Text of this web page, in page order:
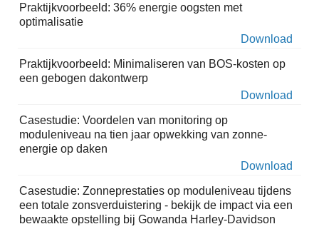
Praktijkvoorbeeld: 36% energie oogsten met
optimalisatie
Download
Praktijkvoorbeeld: Minimaliseren van BOS-kosten op
een gebogen dakontwerp
Download
Casestudie: Voordelen van monitoring op
moduleniveau na tien jaar opwekking van zonne-
energie op daken
Download
Casestudie: Zonneprestaties op moduleniveau tijdens
een totale zonsverduistering - bekijk de impact via een
bewaakte opstelling bij Gowanda Harley-Davidson